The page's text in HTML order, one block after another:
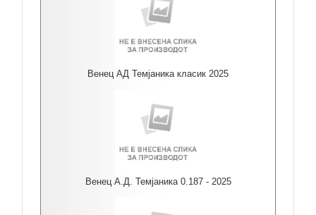
Венец АД Темјаника класик 2025
Венец А.Д. Темјаника 0.187 - 2025